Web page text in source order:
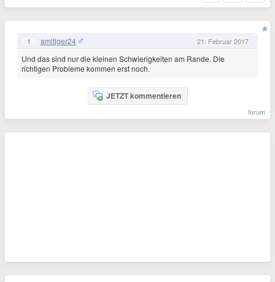
1 amitiger24 21. Februar 2017
Und das sind nur die kleinen Schwierigkeiten am Rande. Die
richtigen Probleme kommen erst noch.
JETZT kommentieren
forum